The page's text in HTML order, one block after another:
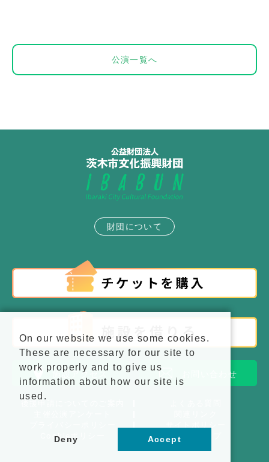
公演一覧へ
財団について
施設アクセス お問い合わせ
Cookieポリシー
サイトマップ
On our website we use some cookies.
These are necessary for our site to
work properly and to give us
information about how our site is
used.
Deny Accept